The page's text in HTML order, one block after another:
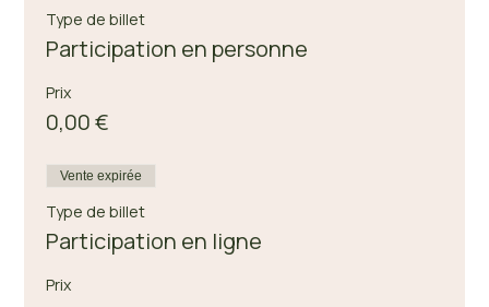
Type de billet
Participation en personne
Prix
0,00 €
Vente expirée
Type de billet
Participation en ligne
Prix